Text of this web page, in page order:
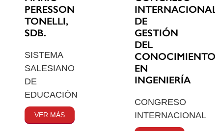
PERESSON
TONELLI,
SDB.
SISTEMA
SALESIANO
DE
EDUCACIÓN
VER MÁS
INTERNACIONAL
DE
GESTIÓN
DEL
CONOCIMIENTO
EN
INGENIERÍA
CONGRESO
INTERNACIONAL